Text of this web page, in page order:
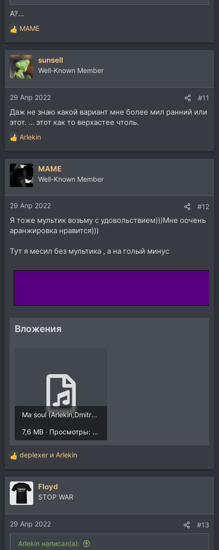
А?...
Р
е
а
к
ц
и
и
:
MAME
sunsell
Well-Known Member
29 Апр 2022 #11
Даж не знаю какой вариант мне более мил ранний или
этот. ... этот как то верхастее чтоль.
Р
е
а
ц
и
и
:
Arlekin
MAME
Well-Known Member
29 Апр 2022 #12
Я тоже мультик возьму с удовольствием)))Мне оочень
аранжировка нравится)))
Тут я месил без мультика , а на голый минус
Вложения
Ma soul (Arlekin,Dmitry Chusov)-01.mp3
7,6 MB · Просмотры: 2.311
Р
е
а
к
и
и
:
deplexer и Arlekin
Floyd
STOP WAR
29 Апр 2022 #13
Arlekin написал(а):